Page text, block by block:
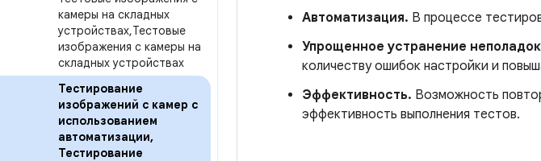
камеры на складных
устройствах,Тестовые
изображения с камеры на
складных устройствах
Тестирование
изображений с камер с
использованием
автоматизации,
Тестирование
Автоматизация. В процессе
Упрощенное устранение
количеству ошибок настройки и
Эффективность. Возможность
эффективность выполнения тестов.